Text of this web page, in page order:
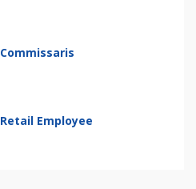
Commissaris
Retail Employee